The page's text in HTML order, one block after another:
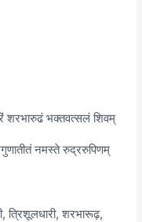
शरभारुढं भक्तवत्सलं शिवम्
नमस्ते रुद्ररुपिणम्
त्रिशूलधारी, शरभारूढ़,